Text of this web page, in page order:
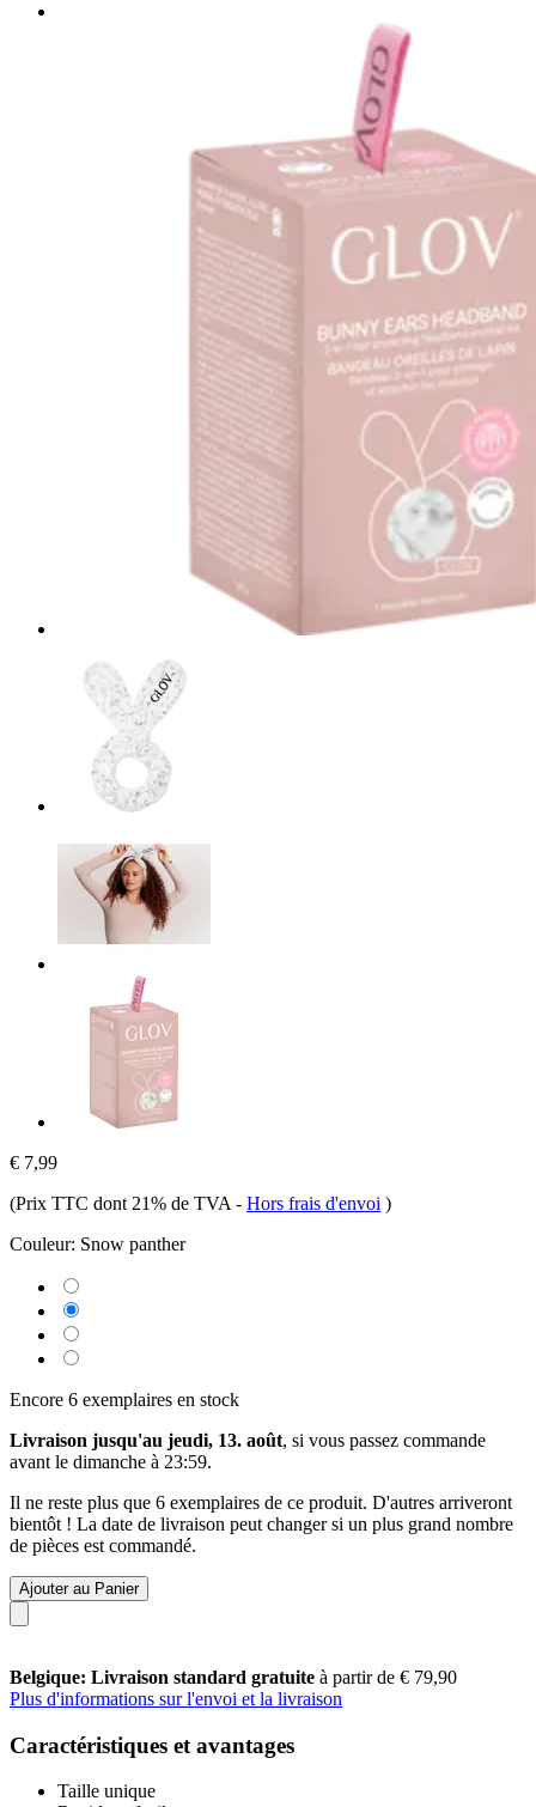
€ 7,99
(Prix TTC dont 21% de TVA - Hors frais d'envoi )
Couleur: Snow panther
Encore 6 exemplaires en stock
Livraison jusqu'au jeudi, 13. août, si vous passez commande
avant le dimanche à 23:59.
Il ne reste plus que 6 exemplaires de ce produit. D'autres arriveront
bientôt ! La date de livraison peut changer si un plus grand nombre
de pièces est commandé.
Ajouter au Panier
Belgique: Livraison standard gratuite à partir de € 79,90
Plus d'informations sur l'envoi et la livraison
Caractéristiques et avantages
Taille unique